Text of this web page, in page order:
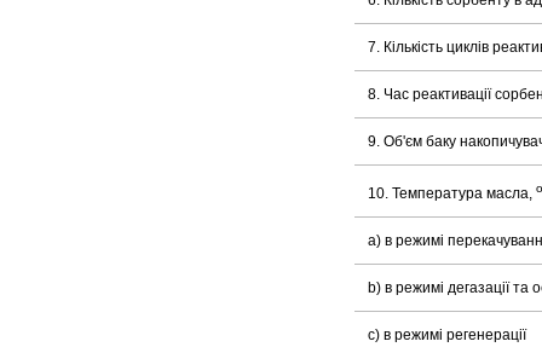
7. Кількість циклів
8. Час реактивації
9. Об'єм баку
10. Температура масла, о
a) в режимі
b) в режимі дегазації та
с) в режимі регенерації